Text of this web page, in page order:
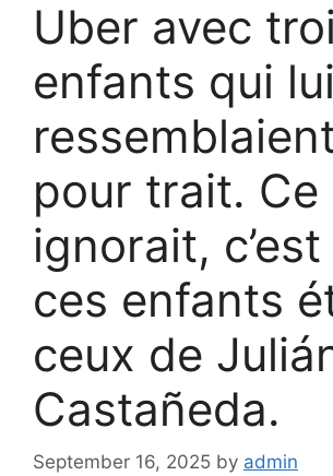
Uber avec
enfants qui lui
pour trait. Ce
ignorait,
ces enfants
ceux de
Castañeda.
September 16, 2025 by admin